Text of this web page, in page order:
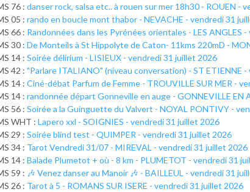
76 :danser rock, salsa etc.. à rouen sur mer 18h30 - ROUEN -
05 :rando en boucle mont thabor - NEVACHE - vendredi 31
66 : Randonnées dans les Pyrénées orientales - LES ANGLES
30 :De Monteils à St Hippolyte de Caton- 11kms 220mD -
14 :Soirée délirium - LISIEUX - vendredi 31 juillet 2026
42 :"Parlare ITALIANO" (niveau conversation) - ST ETIENNE
14 :Ciné-débat Parfum de Femme - TROUVILLE SUR MER -
14 :randonnée départ Gonneville en auge - GONNEVILLE EN
56 :Soirée a la Guinguette du Valvert - NOYAL PONTIVY -
WHT :Lapero xxl - SOIGNIES - vendredi 31 juillet 2026
29 :Soirée blind test - QUIMPER - vendredi 31 juillet 2026
34 : Tarot Vendredi 31/07 - MIREVAL - vendredi 31 juillet 2026
14 :Balade Plumetot + où - 8 km - PLUMETOT - vendredi 31
59 : 🎶 Venez danser au Manoir 🎶 - BAILLEUL - vendredi 31
26 : Tarot à 5 - ROMANS SUR ISERE - vendredi 31 juillet 2026